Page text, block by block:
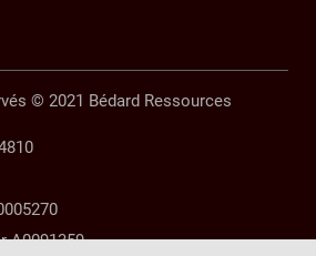
© 2021 Bédard Ressources
A0091359